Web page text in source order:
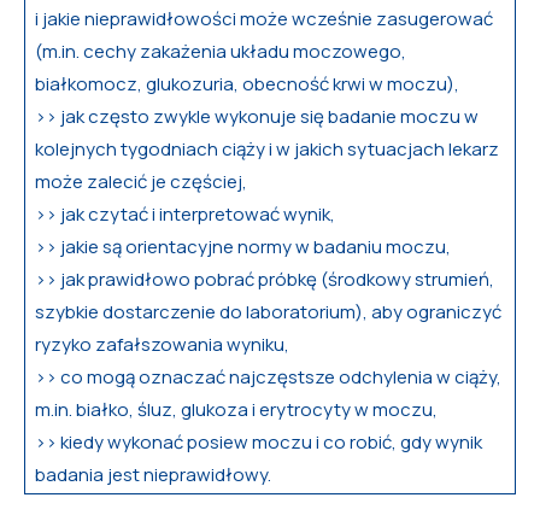
i jakie nieprawidłowości może wcześnie zasugerować
(m.in. cechy zakażenia układu moczowego,
białkomocz, glukozuria, obecność krwi w moczu),
>> jak często zwykle wykonuje się badanie moczu w
kolejnych tygodniach ciąży i w jakich sytuacjach lekarz
może zalecić je częściej,
>> jak czytać i interpretować wynik,
>> jakie są orientacyjne normy w badaniu moczu,
>> jak prawidłowo pobrać próbkę (środkowy strumień,
szybkie dostarczenie do laboratorium), aby ograniczyć
ryzyko zafałszowania wyniku,
>> co mogą oznaczać najczęstsze odchylenia w ciąży,
m.in. białko, śluz, glukoza i erytrocyty w moczu,
>> kiedy wykonać posiew moczu i co robić, gdy wynik
badania jest nieprawidłowy.